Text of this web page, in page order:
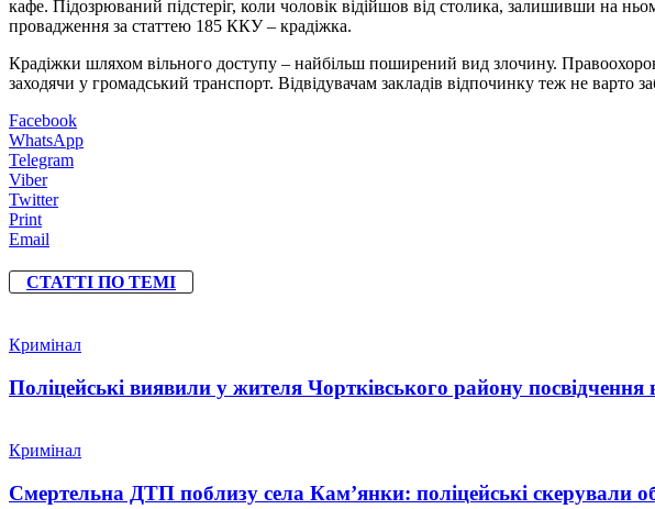
кафе. Підозрюваний підстеріг, коли чоловік відійшов від столика, залишивши на
провадження за статтею 185 ККУ – крадіжка.
Крадіжки шляхом вільного доступу – найбільш поширений вид злочину.
заходячи у громадський транспорт. Відвідувачам закладів відпочинку теж не варто
Facebook
WhatsApp
Telegram
Viber
Twitter
Print
Email
СТАТТІ ПО ТЕМІ
Кримінал
Поліцейські виявили у жителя Чортківського району посвідчення
Кримінал
Смертельна ДТП поблизу села Кам’янки: поліцейські скерували